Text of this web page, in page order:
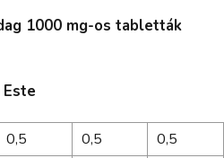
1000 mg-os tabletták
0,5 0,5
0,5